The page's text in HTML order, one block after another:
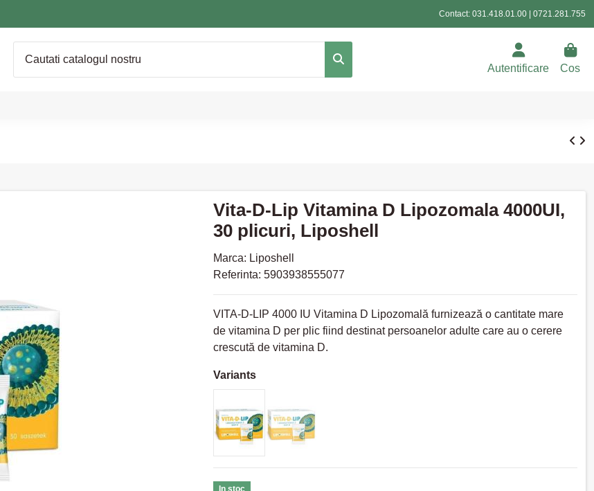
Contact: 031.418.01.00 0721.281.755
Autentificare Cos
Vita-D-Lip Vitamina D Lipozomala 4000UI,
30 plicuri, Liposhell
Marca: Liposhell
Referinta: 5903938555077
VITA-D-LIP 4000 IU Vitamina D Lipozomală furnizează o cantitate mare
de vitamina D per plic fiind destinat persoanelor adulte care au o cerere
crescută de vitamina D.
Variants